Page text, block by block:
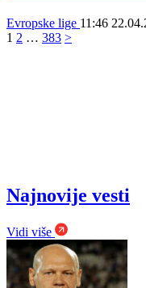
Evropske lige 11:46
1 2 … 383 >
Najnovije vesti
Vidi više